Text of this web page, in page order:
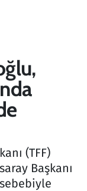
(TFF)
Başkanı